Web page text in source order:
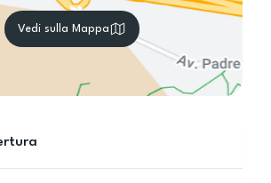
Vedi sulla Mappa